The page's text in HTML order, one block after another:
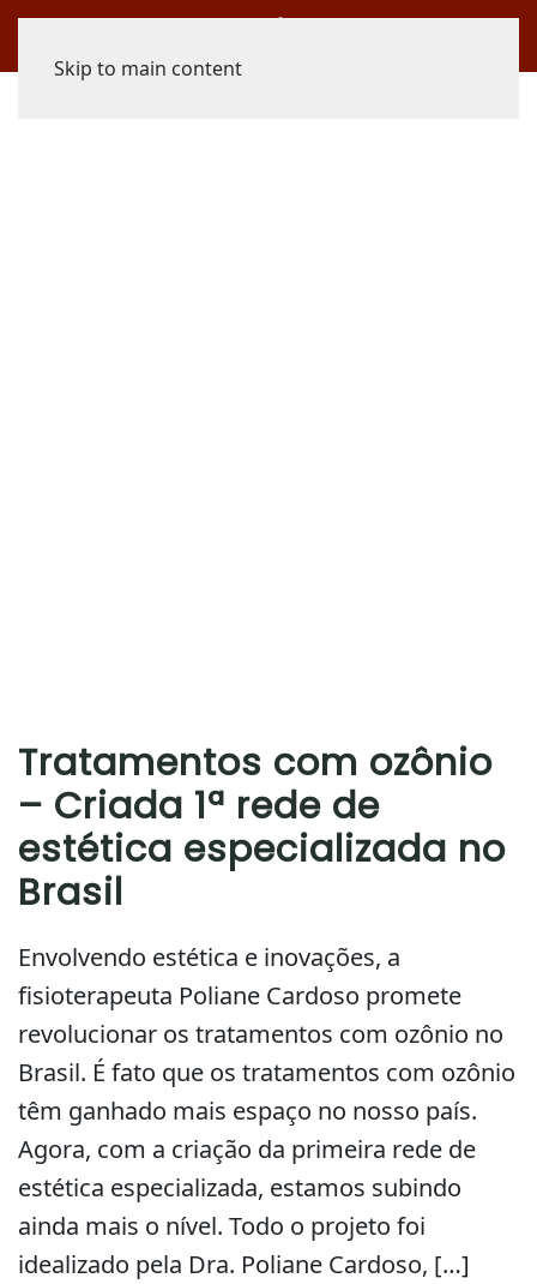
Skip to main content
Tratamentos com ozônio
– Criada 1ª rede de
estética especializada no
Brasil
Envolvendo estética e inovações, a
fisioterapeuta Poliane Cardoso promete
revolucionar os tratamentos com ozônio no
Brasil. É fato que os tratamentos com ozônio
têm ganhado mais espaço no nosso país.
Agora, com a criação da primeira rede de
estética especializada, estamos subindo
ainda mais o nível. Todo o projeto foi
idealizado pela Dra. Poliane Cardoso, […]